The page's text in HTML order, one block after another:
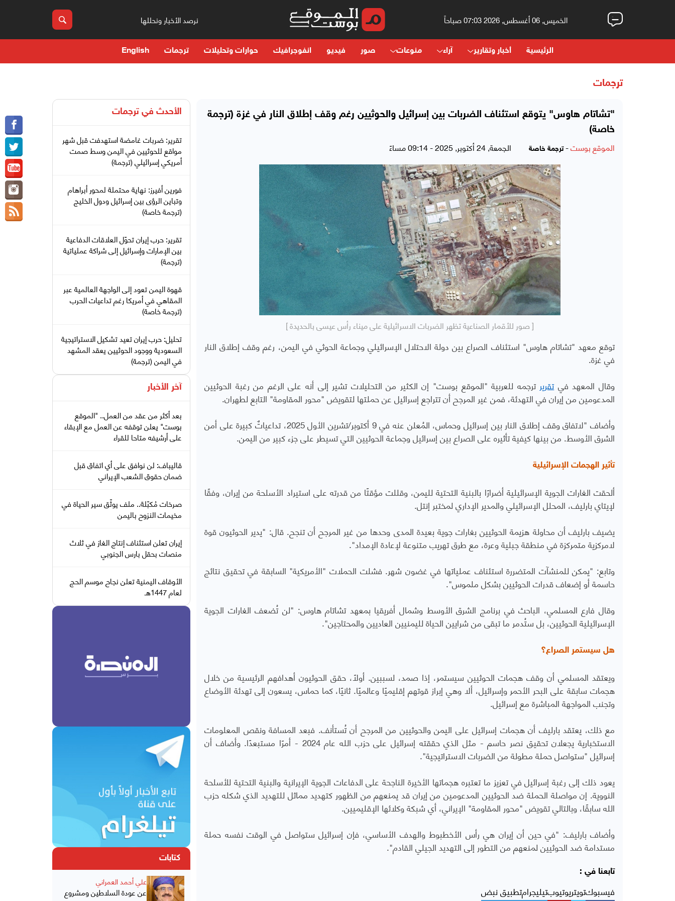
الخميس, 06 أغسطس, 2026 07:03 صباحاً نرصد الأخبار ونحللها
الرئيسية أخبار وتقارير آراء منوعات صور فيديو انفوجرافيك حوارات وتحليلات ترجمات English
ترجمات
"تشاتام هاوس" يتوقع استئناف الضربات بين إسرائيل والحوثيين رغم وقف إطلاق النار في غزة (ترجمة
خاصة)
الموقع بوست-ترجمة خاصة الجمعة, 24 أكتوبر, 2025 - 09:14 مساءً
[ صور للأقمار الصناعية تظهر الضربات الاسرائيلية على ميناء رأس عيسى بالحديدة ]
توقع معهد "تشاتام هاوس" استئناف الصراع بين دولة الاحتلال الإسرائيلي وجماعة الحوثي في اليمن، رغم وقف إطلاق النار
في غزة.
وقال المعهد في تقرير ترجمه للعربية "الموقع بوست" إن الكثير من التحليلات تشير إلى أنه على الرغم من رغبة الحوثيين
المدعومين من إيران في التهدئة، فمن غير المرجح أن تتراجع إسرائيل عن حملتها لتقويض "محور المقاومة" التابع لطهران.
وأضاف "لاتفاق وقف إطلاق النار بين إسرائيل وحماس، المُعلن عنه في 9 أكتوبر/تشرين الأول 2025، تداعياتٌ كبيرة على أمن
الشرق الأوسط. من بينها كيفية تأثيره على الصراع بين إسرائيل وجماعة الحوثيين التي تسيطر على جزء كبير من اليمن.
تأثير الهجمات الإسرائيلية
ألحقت الغارات الجوية الإسرائيلية أضرارًا بالبنية التحتية لليمن، وقللت مؤقتًا من قدرته على استيراد الأسلحة من إيران، وفقًا
لإيتاي بارليف، المحلل الإسرائيلي والمدير الإداري لمختبر إنتل.
يضيف بارليف أن محاولة هزيمة الحوثيين بغارات جوية بعيدة المدى وحدها من غير المرجح أن تنجح. قال: "يدير الحوثيون قوة
لامركزية متمركزة في منطقة جبلية وعرة، مع طرق تهريب متنوعة لإعادة الإمداد".
وتابع: "يمكن للمنشآت المتضررة استئناف عملياتها في غضون شهر. فشلت الحملات "الأمريكية" السابقة في تحقيق نتائج
حاسمة أو إضعاف قدرات الحوثيين بشكل ملموس".
وقال فارع المسلمي، الباحث في برنامج الشرق الأوسط وشمال أفريقيا بمعهد تشاتام هاوس: "لن تُضعف الغارات الجوية
الإسرائيلية الحوثيين، بل ستُدمر ما تبقى من شرايين الحياة لليمنيين العاديين والمحتاجين".
هل سيستمر الصراع؟
ويعتقد المسلمي أن وقف هجمات الحوثيين سيستمر، إذا صمد، لسببين. أولًا، حقق الحوثيون أهدافهم الرئيسية من خلال
هجمات سابقة على البحر الأحمر وإسرائيل، ألا وهي إبراز قوتهم إقليميًا وعالميًا. ثانيًا، كما حماس، يسعون إلى تهدئة الأوضاع
وتجنب المواجهة المباشرة مع إسرائيل.
مع ذلك، يعتقد بارليف أن هجمات إسرائيل على اليمن والحوثيين من المرجح أن تُستأنف. فبعد المسافة ونقص المعلومات
الاستخبارية يجعلان تحقيق نصر حاسم - مثل الذي حققته إسرائيل على حزب الله عام 2024 - أمرًا مستبعدًا. وأضاف أن
إسرائيل "ستواصل حملة مطولة من الضربات الاستراتيجية".
يعود ذلك إلى رغبة إسرائيل في تعزيز ما تعتبره هجماتها الأخيرة الناجحة على الدفاعات الجوية الإيرانية والبنية التحتية للأسلحة
النووية. إن مواصلة الحملة ضد الحوثيين المدعومين من إيران قد يمنعهم من الظهور كتهديد مماثل للتهديد الذي شكله حزب
الله سابقًا، وبالتالي تقويض "محور المقاومة" الإيراني، أي شبكة وكلائها الإقليميين.
وأضاف بارليف: "في حين أن إيران هي رأس الأخطبوط والهدف الأساسي، فإن إسرائيل ستواصل في الوقت نفسه حملة
مستدامة ضد الحوثيين لمنعهم من التطور إلى التهديد الجيلي القادم".
تابعنا في :
فيسبوكتويتريوتيوبتيليجرامتطبيق نبض
الأحدث في ترجمات
تقرير: ضربات غامضة استهدفت قبل شهر
مواقع للحوثيين في اليمن وسط صمت
أمريكي إسرائيلي (ترجمة)
فورين أفيرز: نهاية محتملة لمحور أبراهام
وتباين الرؤى بين إسرائيل ودول الخليج
(ترجمة خاصة)
تقرير: حرب إيران تحوّل العلاقات الدفاعية
بين الإمارات وإسرائيل إلى شراكة عملياتية
(ترجمة)
قهوة اليمن تعود إلى الواجهة العالمية عبر
المقاهي في أمريكا رغم تداعيات الحرب
(ترجمة خاصة)
تحليل: حرب إيران تعيد تشكيل الاستراتيجية
السعودية ووجود الحوثيين يعقد المشهد
في اليمن (ترجمة)
آخر الأخبار
بعد أكثر من عقد من العمل.. "الموقع
بوست" يعلن توقفه عن العمل مع الإبقاء
على أرشيفه متاحا للقراء
قاليباف: لن نوافق على أي اتفاق قبل
ضمان حقوق الشعب الإيراني
صرخات مُكبّلة.. ملف يوثّق سير الحياة في
مخيمات النزوح باليمن
إيران تعلن استئناف إنتاج الغاز في ثلاث
منصات بحقل بارس الجنوبي
الأوقاف اليمنية تعلن نجاح موسم الحج
لعام 1447هـ
كتابات
علي أحمد العمراني
عن عودة السلاطين ومشروع